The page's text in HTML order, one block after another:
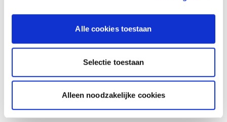
Alle cookies toestaan
Selectie toestaan
Alleen noodzakelijke cookies